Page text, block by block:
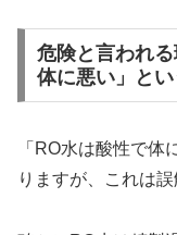
危険と言われ
体に悪い」と
「RO水は酸性で
りますが、これは誤